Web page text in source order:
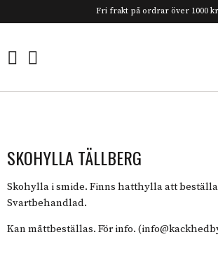
Fri frakt på ordrar över 1000 kr
SKOHYLLA TÄLLBERG
Skohylla i smide. Finns hatthylla att
Svartbehandlad.
Kan måttbeställas. För info.